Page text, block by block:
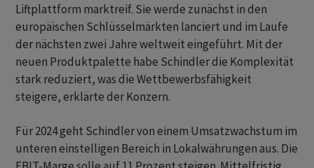
Liftplattform marktreif. Sie werde zunächst in den
europäischen Schlüsselmärkten lanciert und im Laufe
der nächsten zwei Jahre weltweit eingeführt. Mit der
neuen Produktpalette habe Schindler die Komplexität
stark reduziert, was die Wettbewerbsfähigkeit
steigere, erklärte der Konzern.
Für 2024 geht Schindler von einem Umsatzwachstum im
unteren einstelligen Bereich in Lokalwährungen aus. Die